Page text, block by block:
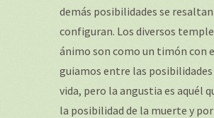
demás posibilidades se resaltan
configuran. Los diversos
ánimo son como un timón con
guiamos entre las posibilidades
vida, pero la angustia es aquél
la posibilidad de la muerte y